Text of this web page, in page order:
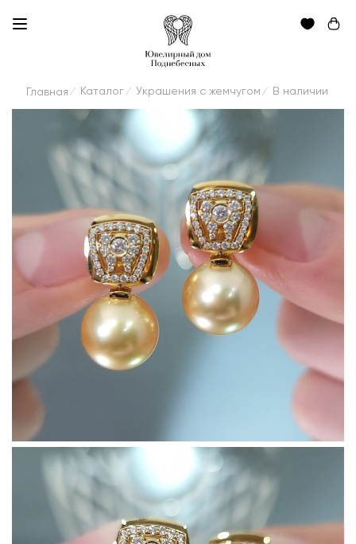
Главная / Каталог / Украшения с жемчугом / В наличии